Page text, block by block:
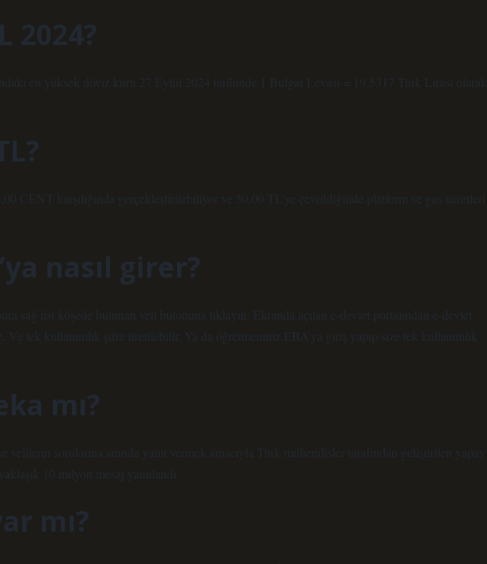
2024?
en yüksek döviz kuru 27 Eylül 2024 tarihinde 1 Bulgar Levası = 19,5317 Türk Lirası olarak
CENT karşılığında gerçekleştirilebiliyor ve 50,00 TL’ye çevrildiğinde platform ve gas ücretleri
nasıl girer?
sağ üst köşede bulunan veli butonuna tıklayın. Ekranda açılan e-devlet portalından e-devlet
Ve tek kullanımlık şifre üretilebilir. Ya da öğretmeniniz EBA’ya giriş yapıp size tek kullanımlık
mı?
velilerin sorularına anında yanıt vermek amacıyla Türk mühendisler tarafından geliştirilen yapay
10 milyon mesaj yanıtlandı.
mı?